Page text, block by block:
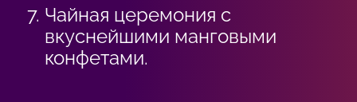
Чайная церемония с
вкуснейшими манговыми
конфетами.